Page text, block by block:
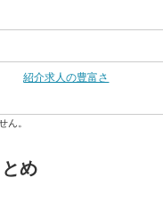
紹介求人の豊富さ
ん。
め